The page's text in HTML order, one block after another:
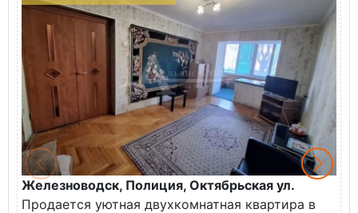
Железноводск, Полиция, Октябрьская ул.
Продается уютная двухкомнатная квартира в